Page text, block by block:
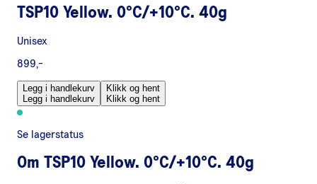
TSP10 Yellow. 0°C/+10°C. 40g
Unisex
899,-
Legg i handlekurv
Legg i handlekurv
Klikk og hent
Klikk og hent
Se lagerstatus
Om TSP10 Yellow. 0°C/+10°C. 40g